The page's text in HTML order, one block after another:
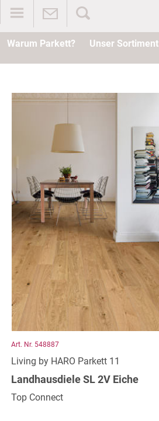
Warum Parkett? Unser Sortiment
Art. Nr. 548887
Living by HARO Parkett 11
Landhausdiele SL 2V Eiche
Top Connect